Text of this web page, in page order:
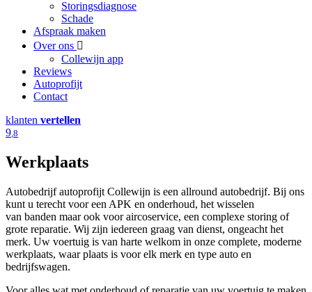
Storingsdiagnose
Schade
Afspraak maken
Over ons
Collewijn app
Reviews
Autoprofijt
Contact
klanten vertellen
9,8
Werkplaats
Autobedrijf autoprofijt Collewijn is een allround autobedrijf. Bij ons
kunt u terecht voor een APK en onderhoud, het wisselen
van banden maar ook voor aircoservice, een complexe storing of
grote reparatie. Wij zijn iedereen graag van dienst, ongeacht het
merk. Uw voertuig is van harte welkom in onze complete, moderne
werkplaats, waar plaats is voor elk merk en type auto en
bedrijfswagen.